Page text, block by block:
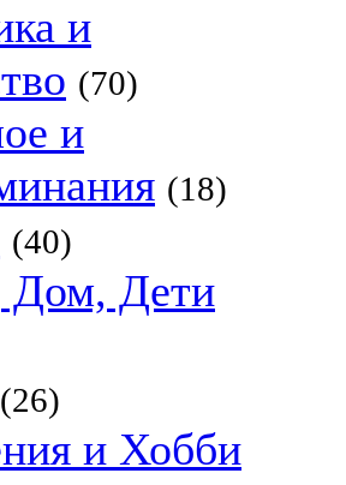
и
(70)
и
(18)
(40)
Дом, Дети
(26)
и Хобби